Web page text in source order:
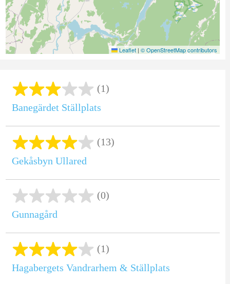
Leaflet | © OpenStreetMap contributors
(1)
Banegärdet Ställplats
(13)
Gekåsbyn Ullared
(0)
Gunnagård
(1)
Hagabergets Vandrarhem & Ställplats